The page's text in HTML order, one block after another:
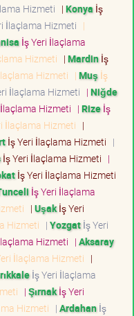
Hizmeti | Konya İş
İlaçlama Hizmeti |
İş Yeri İlaçlama
Hizmeti | Mardinİş
Hizmeti | Muş İş
İlaçlama Hizmeti | Niğde
Hizmeti | Rizeİş
İlaçlama Hizmeti |
İş Yeri İlaçlama Hizmeti |
İş Yeri İlaçlama Hizmeti |
İş Yeri İlaçlama Hizmeti
İş Yeri İlaçlama
| Uşakİş Yeri
Hizmeti | Yozgatİş Yeri
Hizmeti | Aksaray
İlaçlama Hizmeti |
İş Yeri İlaçlama
| Şırnakİş Yeri
Hizmeti | Ardahanİş